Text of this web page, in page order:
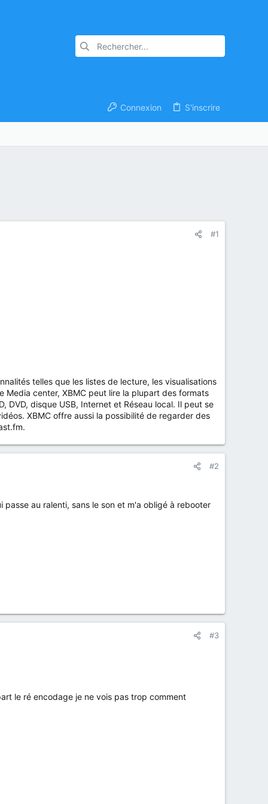
Connexion S'inscrire
#1
telles que les listes de lecture, les visualisations
Media center, XBMC peut lire la plupart des formats
DVD, disque USB, Internet et Réseau local. Il peut se
XBMC offre aussi la possibilité de regarder des
#2
au ralenti, sans le son et m'a obligé à rebooter
#3
le ré encodage je ne vois pas trop comment